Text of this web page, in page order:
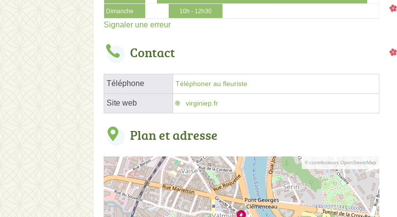
Dimanche 10h - 12h30
Signaler une erreur
Contact
Téléphone Téléphoner au fleuriste
Site web virginiep.fr
Plan et adresse
© contributeurs OpenStreetMap